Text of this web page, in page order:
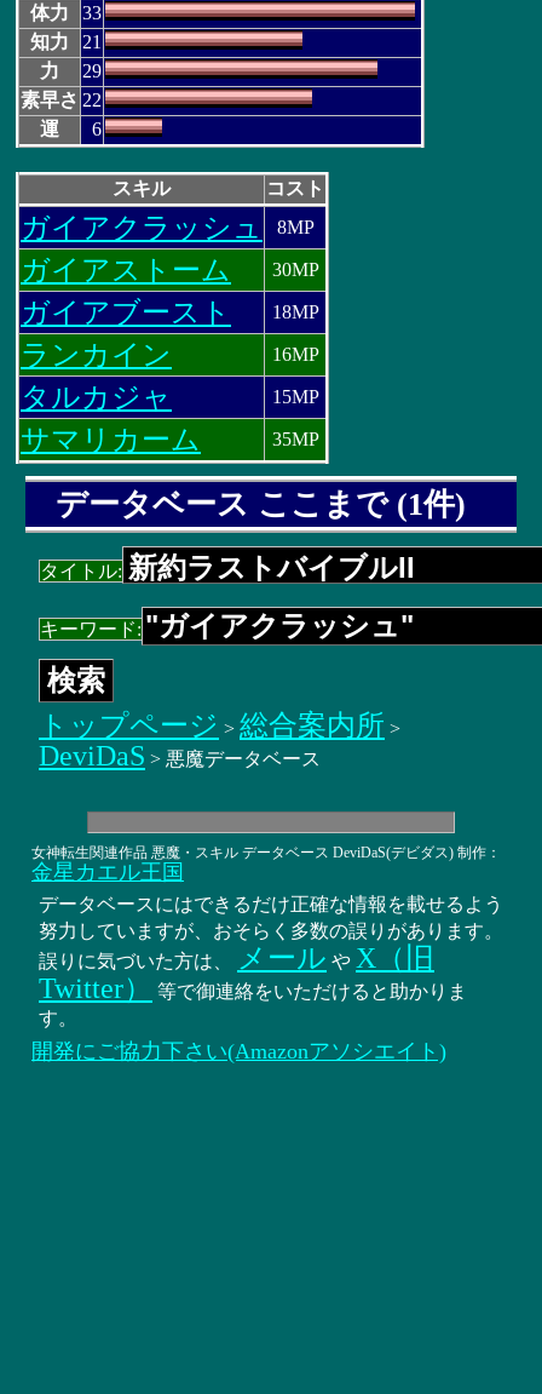
体力
33
知力
21
力
29
素早さ 22
運
6
スキル コスト
ガイアクラッシュ 8MP
ガイアストーム 30MP
ガイアブースト 18MP
ランカイン 16MP
タルカジャ 15MP
サマリカーム 35MP
データベース ここまで (1件)
タイトル:
キーワード:
トップページ > 総合案内所 >
DeviDaS > 悪魔データベース
女神転生関連作品 悪魔・スキル データベース DeviDaS(デビダス) 制作：
金星カエル王国
データベースにはできるだけ正確な情報を載せるよう
努力していますが、おそらく多数の誤りがあります。
誤りに気づいた方は、
メール や X（旧
Twitter）
等で御連絡をいただけると助かりま
す。
開発にご協力下さい(Amazonアソシエイト)